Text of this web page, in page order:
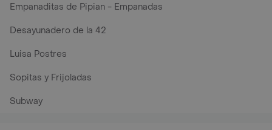
Empanaditas de Pipian - Empanadas
Desayunadero de la 42
Luisa Postres
Sopitas y Frijoladas
Subway